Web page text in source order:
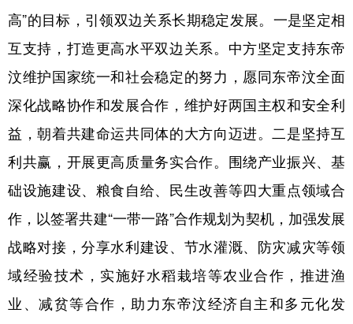
高”的目标，引领双边关系长期稳定发展。一是坚定相
互支持，打造更高水平双边关系。中方坚定支持东帝
汶维护国家统一和社会稳定的努力，愿同东帝汶全面
深化战略协作和发展合作，维护好两国主权和安全利
益，朝着共建命运共同体的大方向迈进。二是坚持互
利共赢，开展更高质量务实合作。围绕产业振兴、基
础设施建设、粮食自给、民生改善等四大重点领域合
作，以签署共建“一带一路”合作规划为契机，加强发展
战略对接，分享水利建设、节水灌溉、防灾减灾等领
域经验技术，实施好水稻栽培等农业合作，推进渔
业、减贫等合作，助力东帝汶经济自主和多元化发